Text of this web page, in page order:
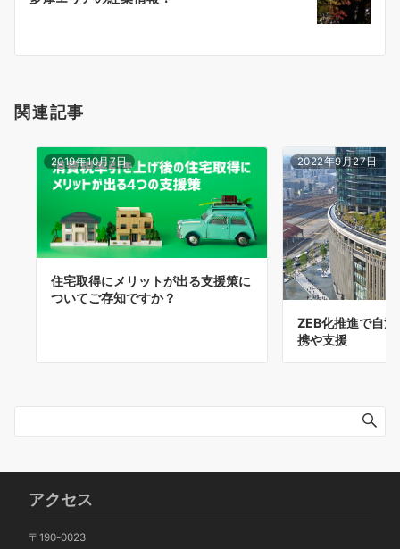
ン
関連記事
2019年10月7日
住宅取得にメリットが出る支援策に
ついてご存知ですか？
2022年9月27日
ZEB化推進で自
携や支援
アクセス
〒190-0023